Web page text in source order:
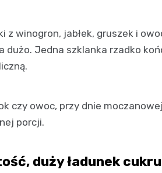
winogron, jabłek, gruszek i
dużo. Jedna szklanka rzadko
czy owoc, przy dnie
porcji.
duży ładunek cukru